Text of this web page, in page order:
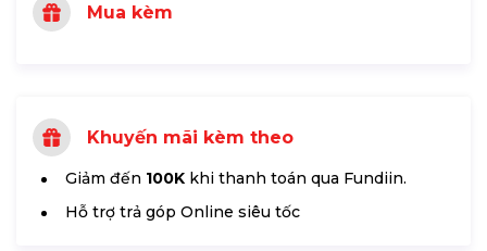
Mua kèm
Khuyến mãi kèm theo
Giảm đến 100K khi thanh toán qua Fundiin.
Hỗ trợ trả góp Online siêu tốc